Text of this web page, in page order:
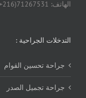
الهاتف: 71267531(216+)
التدخلات الجراحية :
جراحة تحسين القوام
جراحة تجميل الصدر